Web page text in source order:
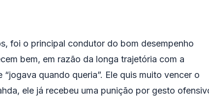
foi o principal condutor do bom desempenho
bem, em razão da longa trajetória com a
quando queria”. Ele quis muito vencer o
ele já recebeu uma punição por gesto